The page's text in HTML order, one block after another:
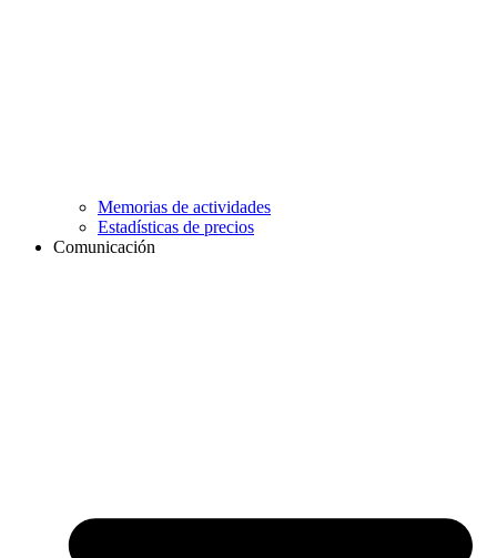
Memorias de actividades
Estadísticas de precios
Comunicación